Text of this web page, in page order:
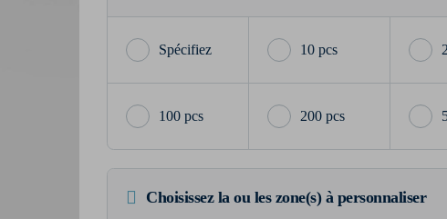
10 pcs
100 pcs 200 pcs
Choisissez la ou les zone(s) à personnaliser